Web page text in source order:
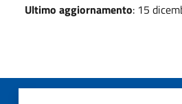
Ultimo aggiornamento: 15